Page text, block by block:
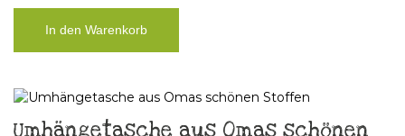
In den Warenkorb
Umhängetasche aus Omas schönen